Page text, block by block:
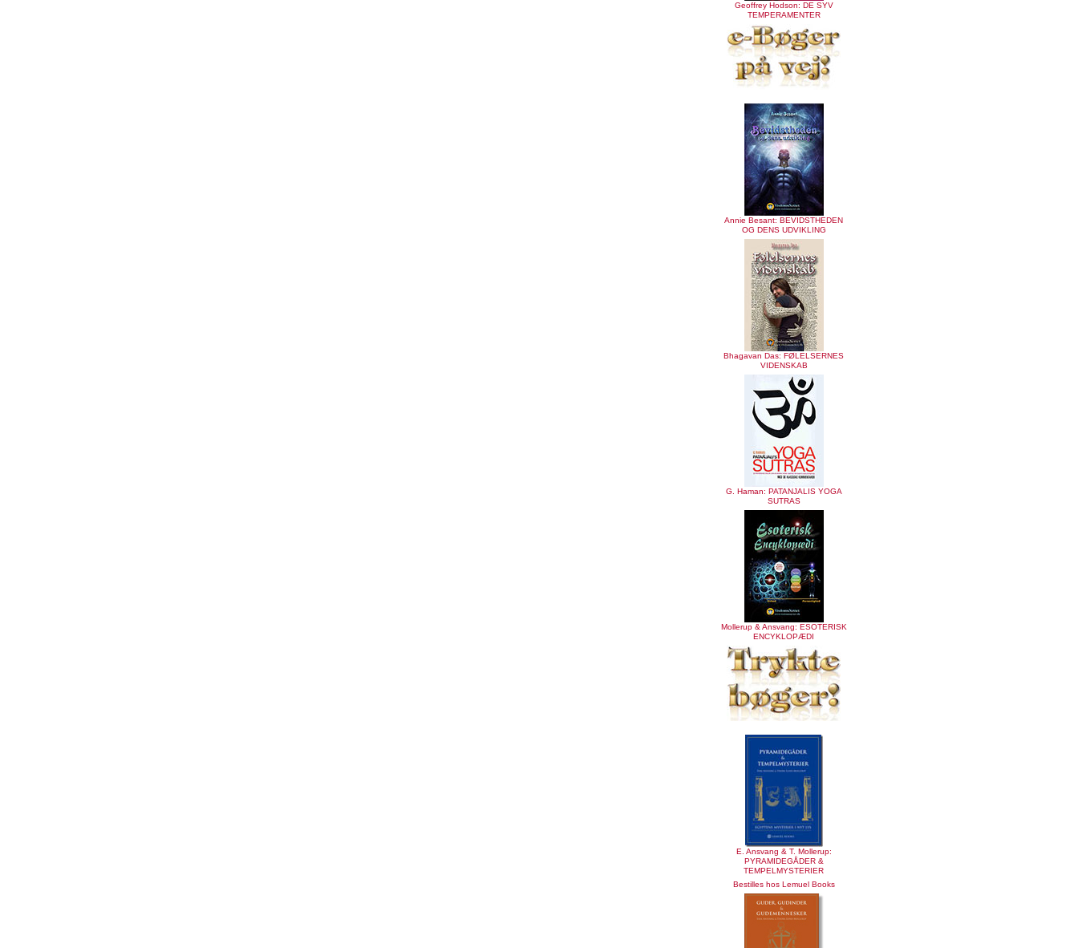
Geoffrey Hodson: DE SYV
TEMPERAMENTER
Annie Besant: BEVIDSTHEDEN
OG DENS UDVIKLING
Bhagavan Das: FØLELSERNES
VIDENSKAB
G. Haman: PATANJALIS YOGA
SUTRAS
Mollerup & Ansvang: ESOTERISK
ENCYKLOPÆDI
E. Ansvang & T. Mollerup:
PYRAMIDEGÅDER &
TEMPELMYSTERIER
Bestilles hos Lemuel Books